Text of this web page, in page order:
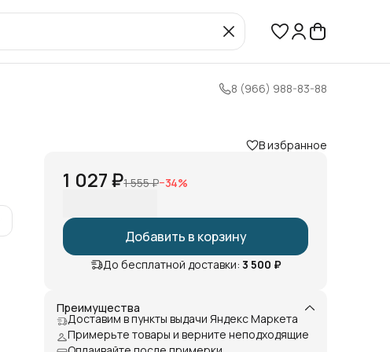
8 (966) 988-83-88
В избранное
1 027 ₽1 555 ₽−34%
Добавить в корзину
До бесплатной доставки: 3 500 ₽
Преимущества
Доставим в пункты выдачи Яндекс Маркета
Примерьте товары и верните неподходящие